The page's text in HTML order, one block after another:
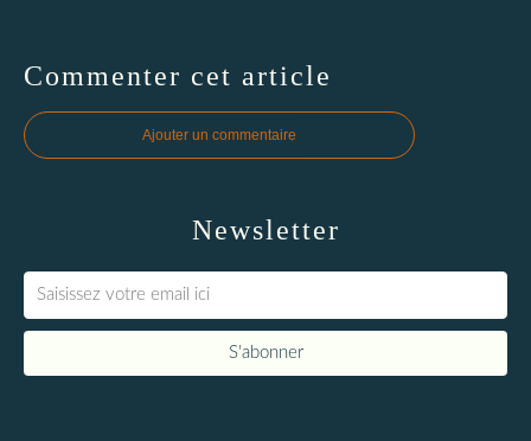
Commenter cet article
Ajouter un commentaire
Newsletter